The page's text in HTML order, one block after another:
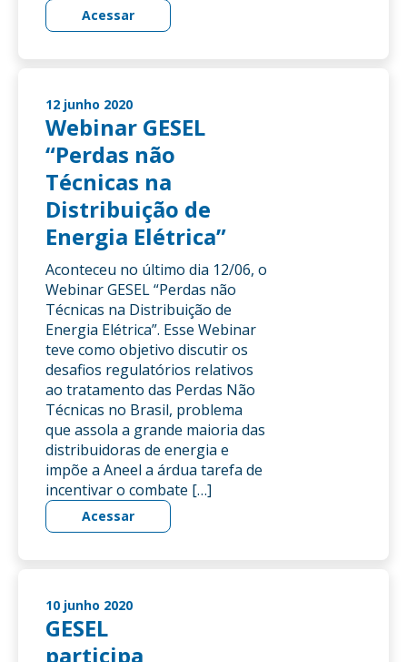
Acessar
12 junho 2020
Webinar GESEL
“Perdas não
Técnicas na
Distribuição de
Energia Elétrica”
Aconteceu no último dia 12/06, o
Webinar GESEL “Perdas não
Técnicas na Distribuição de
Energia Elétrica”. Esse Webinar
teve como objetivo discutir os
desafios regulatórios relativos
ao tratamento das Perdas Não
Técnicas no Brasil, problema
que assola a grande maioria das
distribuidoras de energia e
impõe a Aneel a árdua tarefa de
incentivar o combate […]
Acessar
10 junho 2020
GESEL
participa